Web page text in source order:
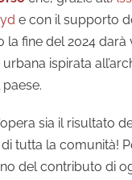
e con il supporto
la fine del 2024 darà
urbana ispirata
sia il risultato
tutta la comunità!
del contributo di